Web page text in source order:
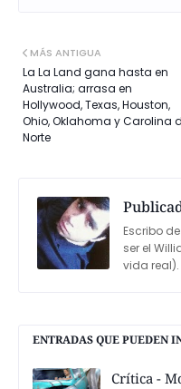
MÁS ANTIGUA
La La Land gana hasta en
Australia; arrasa en
Hollywood, Texas, Houston,
Ohio, Oklahoma y Carolina
Norte
Escribo
ser el
vida real).
ENTRADAS QUE PUEDEN
Crítica -